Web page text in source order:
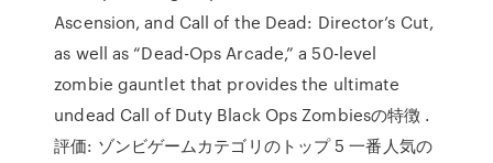
Ascension, and Call of the Dead: Director’s Cut,
as well as “Dead-Ops Arcade,” a 50-level
zombie gauntlet that provides the ultimate
undead Call of Duty Black Ops Zombiesの特徴 .
評価: ゾンビゲームカテゴリのトップ 5 一番人気の